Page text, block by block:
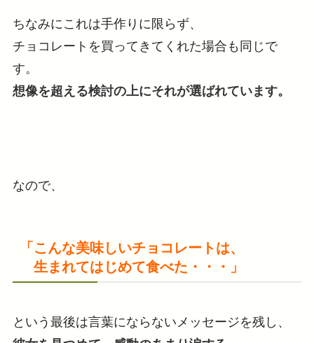
ちなみにこれは手作りに限らず、
チョコレートを買ってきてくれた場合も同じで
す。
想像を超える検討の上にそれが選ばれています。
なので、
「こんな美味しいチョコレートは、
生まれてはじめて食べた・・・」
という最後は言葉にならないメッセージを残し、